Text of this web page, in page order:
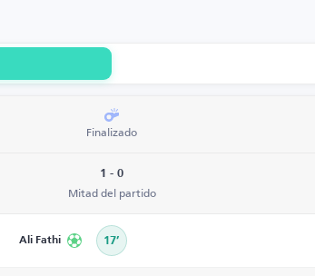
Finalizado
1 - 0
Mitad del partido
Ali Fathi 17’